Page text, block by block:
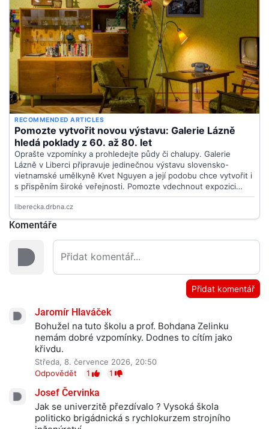
Komentáře
Přidat komentář
Jaromír Hlaváček
Bohužel na tuto školu a prof. Bohdana Zelinku
nemám dobré vzpomínky. Dodnes to cítím jako
křivdu.
Středa, 8. července 2026, 20:50
Odpovědět
1 1
Josef Červinka
Jak se univerzitě přezdívalo ? Vysoká škola
politicko brigádnická s rychlokurzem strojního